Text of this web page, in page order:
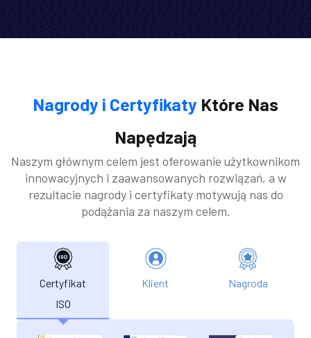
Nagrody i Certyfikaty Które Nas
Napędzają
Naszym głównym celem jest oferowanie użytkownikom
innowacyjnych i zaawansowanych rozwiązań, a w
rezultacie nagrody i certyfikaty motywują nas do
podążania za naszym celem.
Certyfikat
ISO
Klient Nagroda